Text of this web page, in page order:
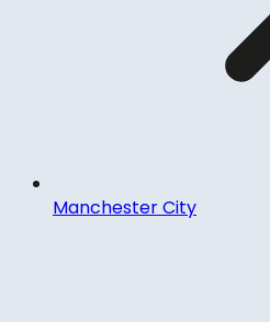
Manchester City